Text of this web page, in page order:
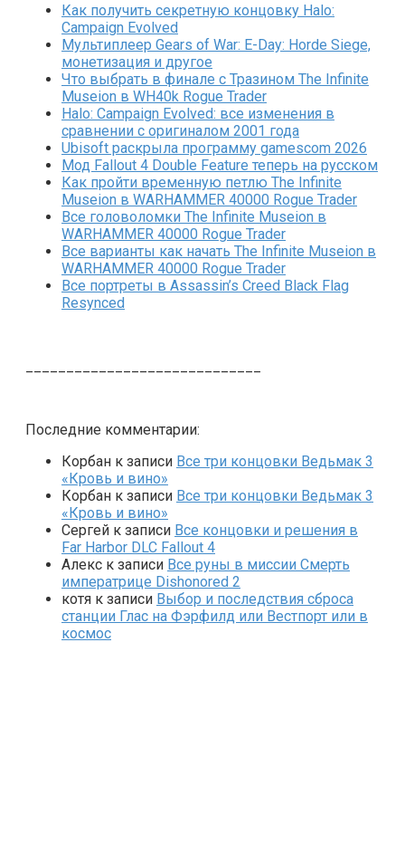
Как получить секретную концовку Halo:
Campaign Evolved
Мультиплеер Gears of War: E-Day: Horde Siege,
монетизация и другое
Что выбрать в финале с Тразином The Infinite
Museion в WH40k Rogue Trader
Halo: Campaign Evolved: все изменения в
сравнении с оригиналом 2001 года
Ubisoft раскрыла программу gamescom 2026
Мод Fallout 4 Double Feature теперь на русском
Как пройти временную петлю The Infinite
Museion в WARHAMMER 40000 Rogue Trader
Все головоломки The Infinite Museion в
WARHAMMER 40000 Rogue Trader
Все варианты как начать The Infinite Museion в
WARHAMMER 40000 Rogue Trader
Все портреты в Assassin’s Creed Black Flag
Resynced
Последние комментарии:
Корбан к записи Все три концовки Ведьмак 3
«Кровь и вино»
Корбан к записи Все три концовки Ведьмак 3
«Кровь и вино»
Сергей к записи Все концовки и решения в
Far Harbor DLC Fallout 4
Алекс к записи Все руны в миссии Смерть
императрице Dishonored 2
котя к записи Выбор и последствия сброса
станции Глас на Фэрфилд или Вестпорт или в
космос